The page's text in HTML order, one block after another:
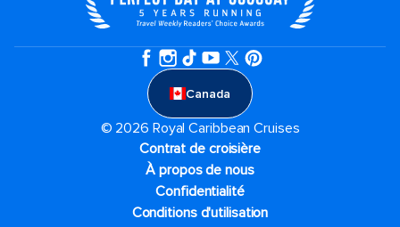
Canada
© 2026 Royal Caribbean Cruises
Contrat de croisière
À propos de nous
Confidentialité
Conditions d'utilisation